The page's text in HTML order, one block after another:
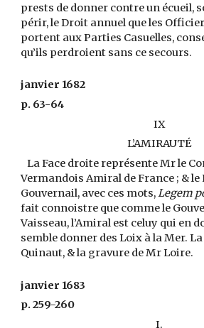
prests de donner contre un écueil,
périr, le Droit annuel que les
portent aux Parties Casuelles,
qu’ils perdroient sans ce secours.
janvier 1682
p. 63-64
IX
L’AMIRAUTÉ
La Face droite représente Mr le
Vermandois Amiral de France ; & le
Gouvernail, avec ces mots,Legem
fait connoistre que comme le
Vaisseau, l’Amiral est celuy qui en
semble donner des Loix à la Mer.
Quinaut, & la gravure de Mr Loire.
janvier 1683
p. 259-260
I.